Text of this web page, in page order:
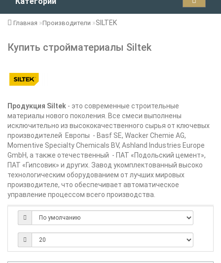
Главная Производители SILTEK
Купить стройматериалы Siltek
Продукция Siltek - это современные строительные
материалы нового поколения. Все смеси выполнены
исключительно из высококачественного сырья от ключевых
производителей Европы - Basf SE, Wacker Chemie AG,
Momentive Specialty Chemicals BV, Ashland Industries Europe
GmbH, а также отечественный - ПАТ «Подольский цемент»,
ПАТ «Гипсовик» и других. Завод укомплектованный высоко
технологическим оборудованием от лучших мировых
производителе, что обеспечивает автоматическое
управление процессом всего производства.